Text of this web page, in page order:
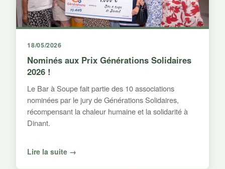
18/05/2026
Nominés aux Prix Générations Solidaires
2026 !
Le Bar à Soupe fait partie des 10 associations
nominées par le jury de Générations Solidaires,
récompensant la chaleur humaine et la solidarité à
Dinant.
Lire la suite →